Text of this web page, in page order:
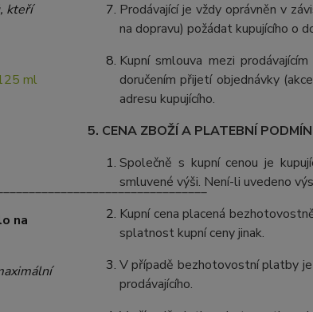
kteří
ml
na
Prodávající je vždy oprávněn v
na dopravu) požádat kupujícího o
Kupní smlouva mezi
doručením přijetí objednávky
adresu kupujícího.
5. CENA ZBOŽÍ A PLATEBNÍ
Společně s kupní cenou je
smluvené výši. Není-li uvedeno
Kupní cena placená
splatnost kupní ceny jinak.
V případě bezhotovostní platby je
prodávajícího.